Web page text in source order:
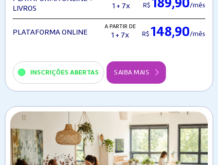
LIVROS
1 + 7x R$ 189,90/mês
PLATAFORMA ONLINE
A PARTIR DE
1 + 7x R$ 148,90/mês
INSCRIÇÕES ABERTAS SAIBA MAIS